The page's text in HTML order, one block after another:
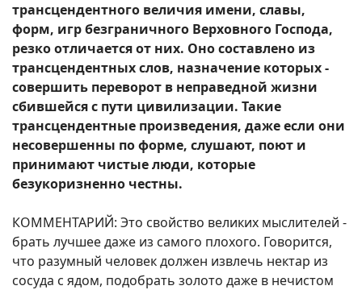
трансцендентного величия имени, славы,
форм, игр безграничного Верховного Господа,
резко отличается от них. Оно составлено из
трансцендентных слов, назначение которых -
совершить переворот в неправедной жизни
сбившейся с пути цивилизации. Такие
трансцендентные произведения, даже если они
несовершенны по форме, слушают, поют и
принимают чистые люди, которые
безукоризненно честны.
КОММЕНТАРИЙ: Это свойство великих мыслителей -
брать лучшее даже из самого плохого. Говорится,
что разумный человек должен извлечь нектар из
сосуда с ядом, подобрать золото даже в нечистом